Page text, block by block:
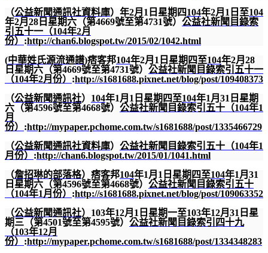
（公益新聞通訊社資料庫）年2月 1 日星期四104年2月 1 日至104
年2月 28 日星期六（第4669號至第4731號） 公益社新聞目錄索
引五十一（104年2月
份） :http://chan6.blogspot.tw/2015/02/1042.html
(中華姓氏源流通譜)痞客邦104年2月 1 日星期四至104年2月 28
日星期六（第4669號至第4731號） 公益社新聞目錄索引五十一
（104年2月份） :http://s1681688.pixnet.net/blog/post/109408373
（公益新聞通訊社） 104年1 月 1 日星期四至104年1 月 31 日星期
六（第4596號至第4668號） 公益社新聞目錄索引五十（104年1
月
份） :http://mypaper.pchome.com.tw/s1681688/post/1335466729
（公益新聞通訊社資料庫） 公益社新聞目錄索引五十（104年1
月份） :http://chan6.blogspot.tw/2015/01/1041.html
（詹招琳的部落格）痞客邦104年1 月 1 日星期四至104年1 月 31
日星期六（第4596號至第4668號） 公益社新聞目錄索引五十
（104年1 月份） :http://s1681688.pixnet.net/blog/post/109063352
（公益新聞通訊社） 103年12月 1 日星期一至103年12月 31 日星
期三（第4501號至第4595號） 公益社新聞目錄索引四十九
（103年12月
份） :http://mypaper.pchome.com.tw/s1681688/post/1334348283